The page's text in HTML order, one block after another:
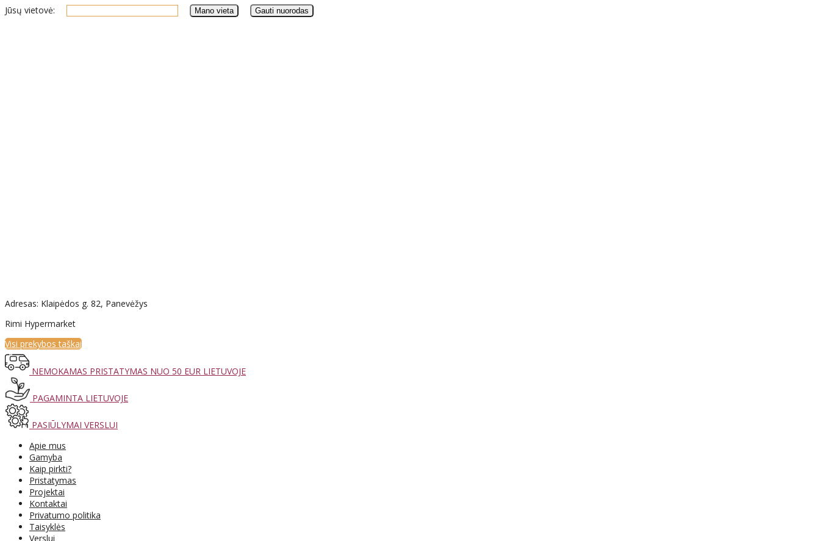
Jūsų vietovė:
Adresas: Klaipėdos g. 82, Panevėžys
Rimi Hypermarket
Visi prekybos taškai
NEMOKAMAS PRISTATYMAS NUO 50 EUR LIETUVOJE
PAGAMINTA LIETUVOJE
PASIŪLYMAI VERSLUI
Apie mus
Gamyba
Kaip pirkti?
Pristatymas
Projektai
Kontaktai
Privatumo politika
Taisyklės
Verslui